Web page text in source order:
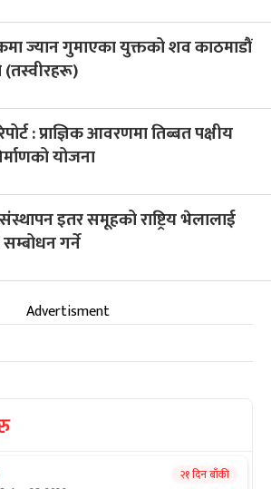
ज्यान गुमाएका युक्तको शव काठमाडौं
(तस्वीरहरू)
: प्राज्ञिक आवरणमा तिब्बत पक्षीय
योजना
इतर समूहको राष्ट्रिय भेलालाई
गर्ने
Advertisment
२१ दिन बाँकी